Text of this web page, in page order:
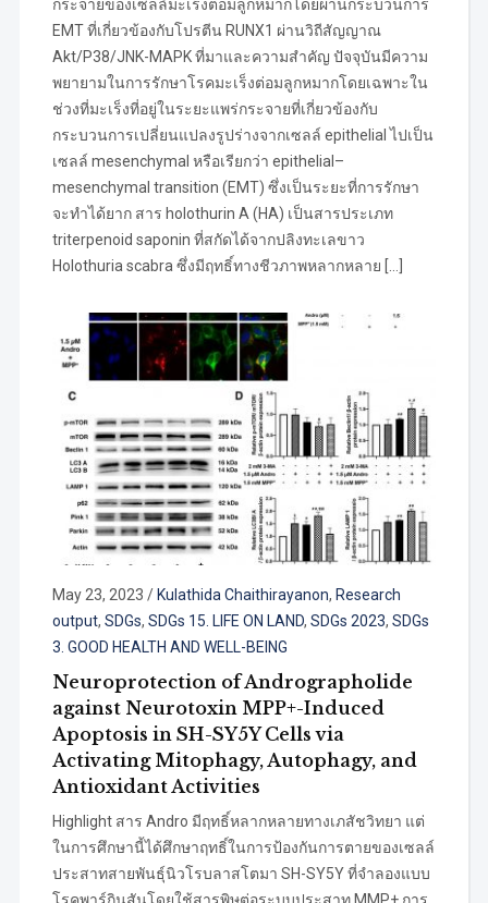
กระจายของเซลล์มะเร็งต่อมลูกหมากโดยผ่านกระบวนการ
EMT ที่เกี่ยวข้องกับโปรตีน RUNX1 ผ่านวิถีสัญญาณ
Akt/P38/JNK-MAPK ที่มาและความสำคัญ ปัจจุบันมีความ
พยายามในการรักษาโรคมะเร็งต่อมลูกหมากโดยเฉพาะใน
ช่วงที่มะเร็งที่อยู่ในระยะแพร่กระจายที่เกี่ยวข้องกับ
กระบวนการเปลี่ยนแปลงรูปร่างจากเซลล์ epithelial ไปเป็น
เซลล์ mesenchymal หรือเรียกว่า epithelial–
mesenchymal transition (EMT) ซึ่งเป็นระยะที่การรักษา
จะทำได้ยาก สาร holothurin A (HA) เป็นสารประเภท
triterpenoid saponin ที่สกัดได้จากปลิงทะเลขาว
Holothuria scabra ซึ่งมีฤทธิ์ทางชีวภาพหลากหลาย […]
May 23, 2023 / Kulathida Chaithirayanon, Research
output, SDGs, SDGs 15. LIFE ON LAND, SDGs 2023, SDGs
3. GOOD HEALTH AND WELL-BEING
Neuroprotection of Andrographolide
against Neurotoxin MPP+-Induced
Apoptosis in SH-SY5Y Cells via
Activating Mitophagy, Autophagy, and
Antioxidant Activities
Highlight สาร Andro มีฤทธิ์หลากหลายทางเภสัชวิทยา แต่
ในการศึกษานี้ได้ศึกษาฤทธิ์ในการป้องกันการตายของเซลล์
ประสาทสายพันธุ์นิวโรบลาสโตมา SH-SY5Y ที่จำลองแบบ
โรคพาร์กินสันโดยใช้สารพิษต่อระบบประสาท MMP+ การ